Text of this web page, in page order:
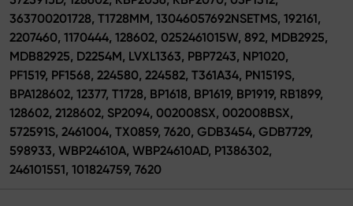
363700201728, T1728MM, 13046057692NSETMS, 192161,
2207460, 1170444, 128602, 0252461015W, 892, MDB2925,
MDB82925, D2254M, LVXL1363, PBP7243, NP1020,
PF1519, PF1568, 224580, 224582, T361A34, PN1519S,
BPA128602, 12377, T1728, BP1618, BP1619, BP1919, RB1899,
128602, 2128602, SP2094, 002008SX, 002008BSX,
572591S, 2461004, TX0859, 7620, GDB3454, GDB7729,
598933, WBP24610A, WBP24610AD, P1386302,
246101551, 101824759, 7620